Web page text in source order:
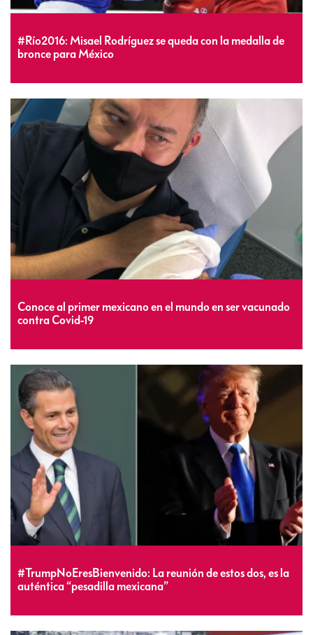
#Río2016: Misael Rodríguez se queda con la medalla de
bronce para México
Conoce al primer mexicano en el mundo en ser vacunado
contra Covid-19
#TrumpNoEresBienvenido: La reunión de estos dos, es la
auténtica “pesadilla mexicana”